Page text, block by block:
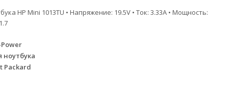
HP Mini 1013TU • Напряжение: 19.5V • Ток: 3.33A • Мощность:
ноутбука
Packard